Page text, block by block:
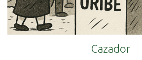
Cazador